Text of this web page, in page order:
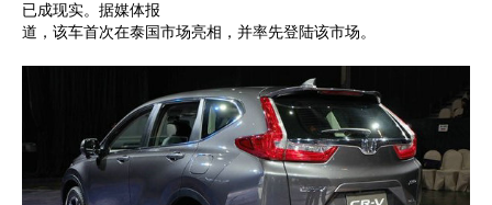
已成现实。据媒体报
道，该车首次在泰国市场亮相，并率先登陆该市场。